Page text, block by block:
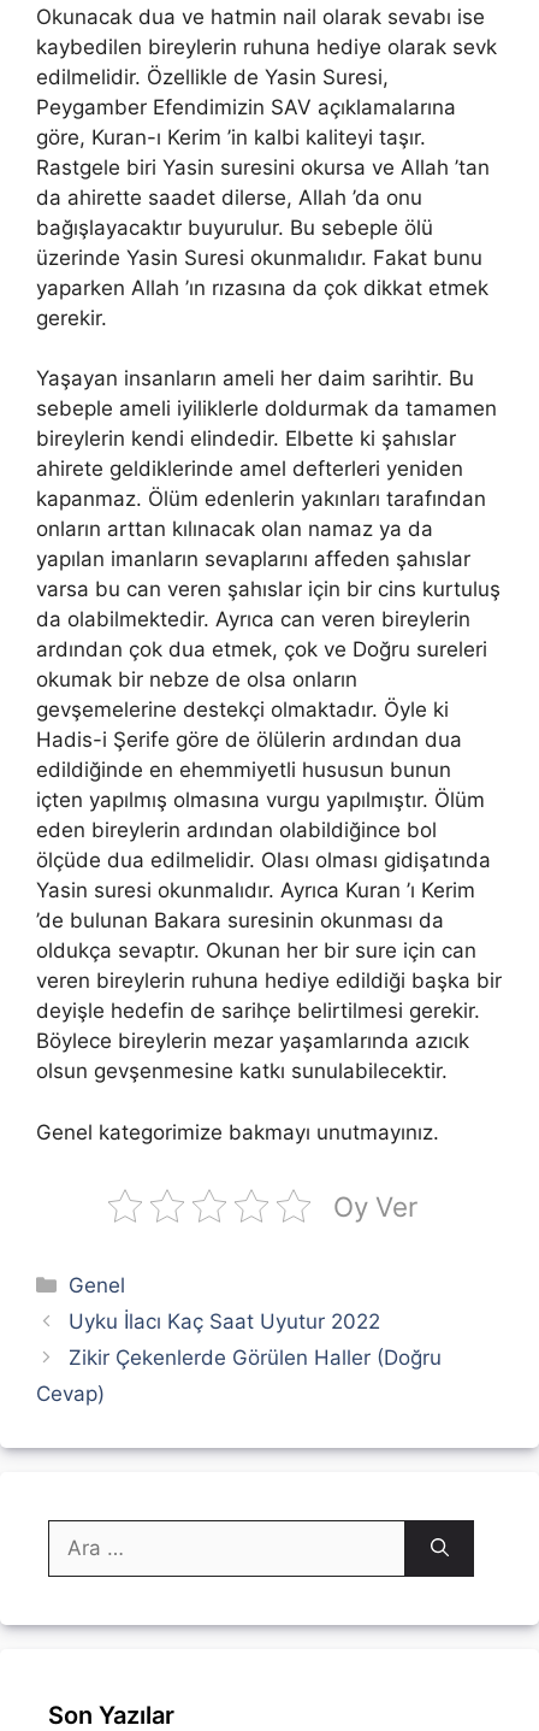
Okunacak dua ve hatmin nail olarak sevabı ise
kaybedilen bireylerin ruhuna hediye olarak sevk
edilmelidir. Özellikle de Yasin Suresi,
Peygamber Efendimizin SAV açıklamalarına
göre, Kuran-ı Kerim ’in kalbi kaliteyi taşır.
Rastgele biri Yasin suresini okursa ve Allah ’tan
da ahirette saadet dilerse, Allah ’da onu
bağışlayacaktır buyurulur. Bu sebeple ölü
üzerinde Yasin Suresi okunmalıdır. Fakat bunu
yaparken Allah ’ın rızasına da çok dikkat etmek
gerekir.
Yaşayan insanların ameli her daim sarihtir. Bu
sebeple ameli iyiliklerle doldurmak da tamamen
bireylerin kendi elindedir. Elbette ki şahıslar
ahirete geldiklerinde amel defterleri yeniden
kapanmaz. Ölüm edenlerin yakınları tarafından
onların arttan kılınacak olan namaz ya da
yapılan imanların sevaplarını affeden şahıslar
varsa bu can veren şahıslar için bir cins kurtuluş
da olabilmektedir. Ayrıca can veren bireylerin
ardından çok dua etmek, çok ve Doğru sureleri
okumak bir nebze de olsa onların
gevşemelerine destekçi olmaktadır. Öyle ki
Hadis-i Şerife göre de ölülerin ardından dua
edildiğinde en ehemmiyetli hususun bunun
içten yapılmış olmasına vurgu yapılmıştır. Ölüm
eden bireylerin ardından olabildiğince bol
ölçüde dua edilmelidir. Olası olması gidişatında
Yasin suresi okunmalıdır. Ayrıca Kuran ’ı Kerim
’de bulunan Bakara suresinin okunması da
oldukça sevaptır. Okunan her bir sure için can
veren bireylerin ruhuna hediye edildiği başka bir
deyişle hedefin de sarihçe belirtilmesi gerekir.
Böylece bireylerin mezar yaşamlarında azıcık
olsun gevşenmesine katkı sunulabilecektir.
Genel kategorimize bakmayı unutmayınız.
Oy Ver
Kategoriler
Genel
Uyku İlacı Kaç Saat Uyutur 2022
Zikir Çekenlerde Görülen Haller (Doğru
Cevap)
ara
Son Yazılar